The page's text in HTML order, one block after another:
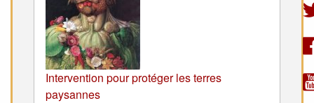
Intervention pour protéger les terres
paysannes